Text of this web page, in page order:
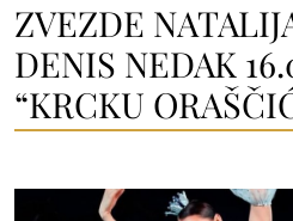
ZVEZDE
DENIS NEDAK
“KRCKU